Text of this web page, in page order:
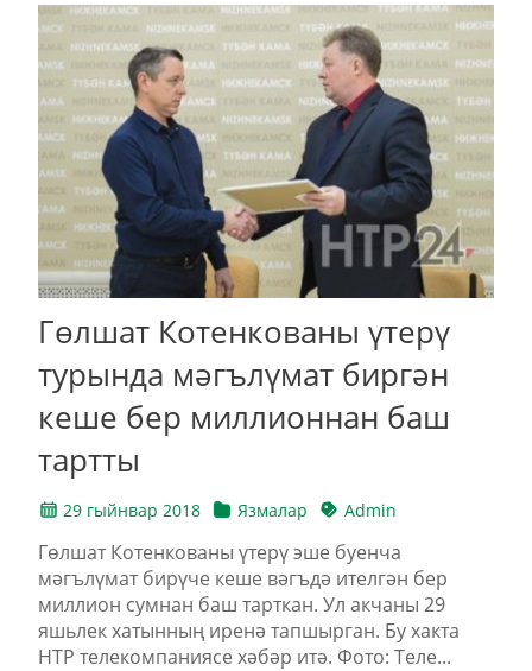
Гөлшат Котенкованы үтерү
турында мәгълүмат биргән
кеше бер миллионнан баш
тартты
29 гыйнвар 2018 Язмалар Admin
Гөлшат Котенкованы үтерү эше буенча
мәгълүмат бирүче кеше вәгъдә ителгән бер
миллион сумнан баш тарткан. Ул акчаны 29
яшьлек хатынның иренә тапшырган. Бу хакта
НТР телекомпаниясе хәбәр итә. Фото: Теле...